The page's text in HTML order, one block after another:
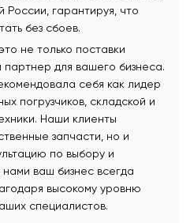
России, гарантируя, что
без сбоев.
не только поставки
для вашего бизнеса.
себя как лидер
погрузчиков, складской и
Наши клиенты
запчасти, но и
по выбору и
ваш бизнес всегда
высокому уровню
специалистов.